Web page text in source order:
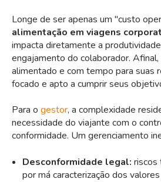
Longe de ser apenas um "custo
alimentação em viagens
impacta diretamente a
engajamento do colaborador.
alimentado e com tempo para suas
focado e apto a cumprir seus
Para o gestor, a complexidade
necessidade do viajante com o
conformidade. Um gerenciamento
Desconformidade legal: riscos
por má caracterização dos